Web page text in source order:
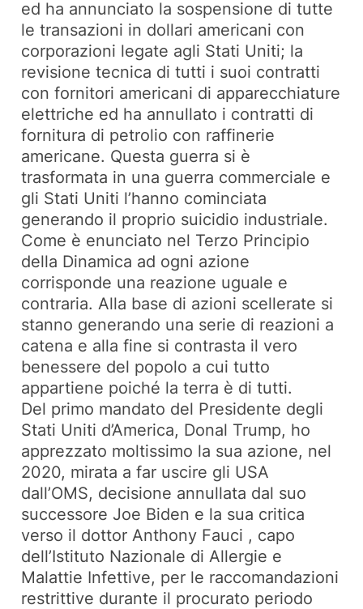
ed ha annunciato la sospensione di tutte
le transazioni in dollari americani con
corporazioni legate agli Stati Uniti; la
revisione tecnica di tutti i suoi contratti
con fornitori americani di apparecchiature
elettriche ed ha annullato i contratti di
fornitura di petrolio con raffinerie
americane. Questa guerra si è
trasformata in una guerra commerciale e
gli Stati Uniti l’hanno cominciata
generando il proprio suicidio industriale.
Come è enunciato nel Terzo Principio
della Dinamica ad ogni azione
corrisponde una reazione uguale e
contraria. Alla base di azioni scellerate si
stanno generando una serie di reazioni a
catena e alla fine si contrasta il vero
benessere del popolo a cui tutto
appartiene poiché la terra è di tutti.
Del primo mandato del Presidente degli
Stati Uniti d’America, Donal Trump, ho
apprezzato moltissimo la sua azione, nel
2020, mirata a far uscire gli USA
dall’OMS, decisione annullata dal suo
successore Joe Biden e la sua critica
verso il dottor Anthony Fauci , capo
dell’Istituto Nazionale di Allergie e
Malattie Infettive, per le raccomandazioni
restrittive durante il procurato periodo